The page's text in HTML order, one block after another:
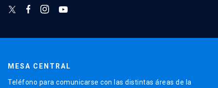
MESA CENTRAL
Teléfono para comunicarse con las distintas áreas de la